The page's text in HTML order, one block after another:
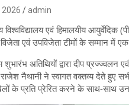
2026 admin
विश्वविद्यालय एवं हिमालयीय
एवं उपविजेता टीमों के सम्मान में
शुभारंभ अतिथियों द्वारा दीप प्रज्ज्वलन
नैथानी ने स्वागत वक्तव्य देते हुए
के प्रति प्रेरित करने के साथ-साथ